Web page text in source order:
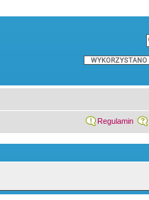
Regulamin